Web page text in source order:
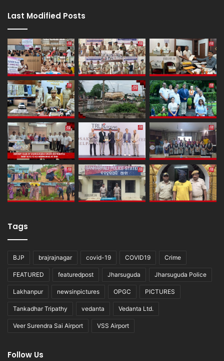
Last Modified Posts
Tags
BJP brajrajnagar covid-19 COVID19 Crime
FEATURED featuredpost Jharsuguda Jharsuguda Police
Lakhanpur newsinpictures OPGC PICTURES
Tankadhar Tripathy vedanta Vedanta Ltd.
Veer Surendra Sai Airport VSS Airport
Follow Us